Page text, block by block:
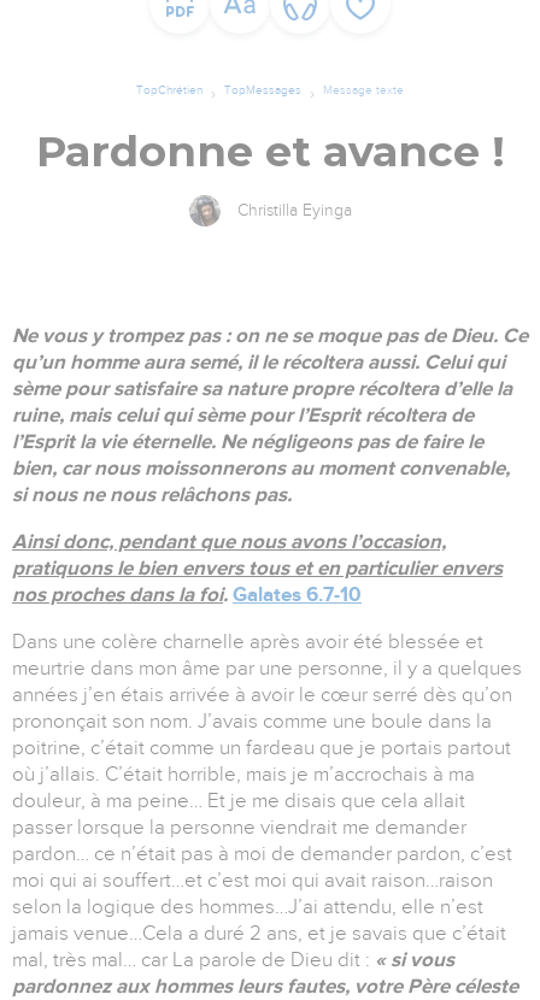
TopChrétien TopMessages Message texte
Pardonne et avance !
Christilla Eyinga
Ne vous y trompez pas : on ne se moque pas de Dieu. Ce
qu’un homme aura semé, il le récoltera aussi. Celui qui
sème pour satisfaire sa nature propre récoltera d’elle la
ruine, mais celui qui sème pour l’Esprit récoltera de
l’Esprit la vie éternelle. Ne négligeons pas de faire le
bien, car nous moissonnerons au moment convenable,
si nous ne nous relâchons pas.
Ainsi donc, pendant que nous avons l’occasion,
pratiquons le bien envers tous et en particulier envers
nos proches dans la foi. Galates 6.7-10
Dans une colère charnelle après avoir été blessée et
meurtrie dans mon âme par une personne, il y a quelques
années j’en étais arrivée à avoir le cœur serré dès qu’on
prononçait son nom. J’avais comme une boule dans la
poitrine, c’était comme un fardeau que je portais partout
où j’allais. C’était horrible, mais je m’accrochais à ma
douleur, à ma peine… Et je me disais que cela allait
passer lorsque la personne viendrait me demander
pardon… ce n’était pas à moi de demander pardon, c’est
moi qui ai souffert…et c’est moi qui avait raison…raison
selon la logique des hommes…J’ai attendu, elle n’est
jamais venue…Cela a duré 2 ans, et je savais que c’était
mal, très mal… car La parole de Dieu dit : « si vous
pardonnez aux hommes leurs fautes, votre Père céleste